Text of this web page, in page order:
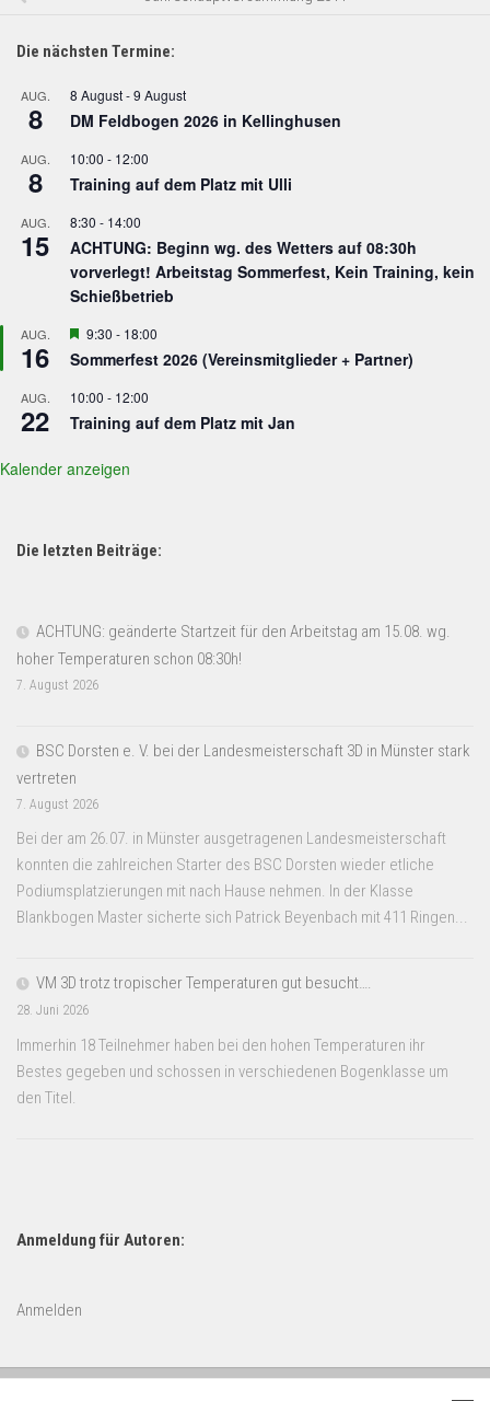
Die nächsten Termine:
AUG.
8
8 August-9 August
DM Feldbogen 2026 in Kellinghusen
AUG.
8
10:00 - 12:00
Training auf dem Platz mit Ulli
AUG.
15
8:30 - 14:00
ACHTUNG: Beginn wg. des Wetters auf 08:30h
vorverlegt! Arbeitstag Sommerfest, Kein Training, kein
Schießbetrieb
AUG.
16
Hervorgehoben
9:30 - 18:00
Sommerfest 2026 (Vereinsmitglieder + Partner)
AUG.
22
10:00 - 12:00
Training auf dem Platz mit Jan
Kalender anzeigen
Die letzten Beiträge:
ACHTUNG: geänderte Startzeit für den Arbeitstag am 15.08. wg.
hoher Temperaturen schon 08:30h!
7. August 2026
BSC Dorsten e. V. bei der Landesmeisterschaft 3D in Münster stark
vertreten
7. August 2026
Bei der am 26.07. in Münster ausgetragenen Landesmeisterschaft
konnten die zahlreichen Starter des BSC Dorsten wieder etliche
Podiumsplatzierungen mit nach Hause nehmen. In der Klasse
Blankbogen Master sicherte sich Patrick Beyenbach mit 411 Ringen...
VM 3D trotz tropischer Temperaturen gut besucht….
28. Juni 2026
Immerhin 18 Teilnehmer haben bei den hohen Temperaturen ihr
Bestes gegeben und schossen in verschiedenen Bogenklasse um
den Titel.
Anmeldung für Autoren:
Anmelden